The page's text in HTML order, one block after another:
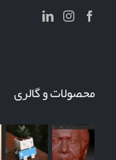
محصولات و گالری